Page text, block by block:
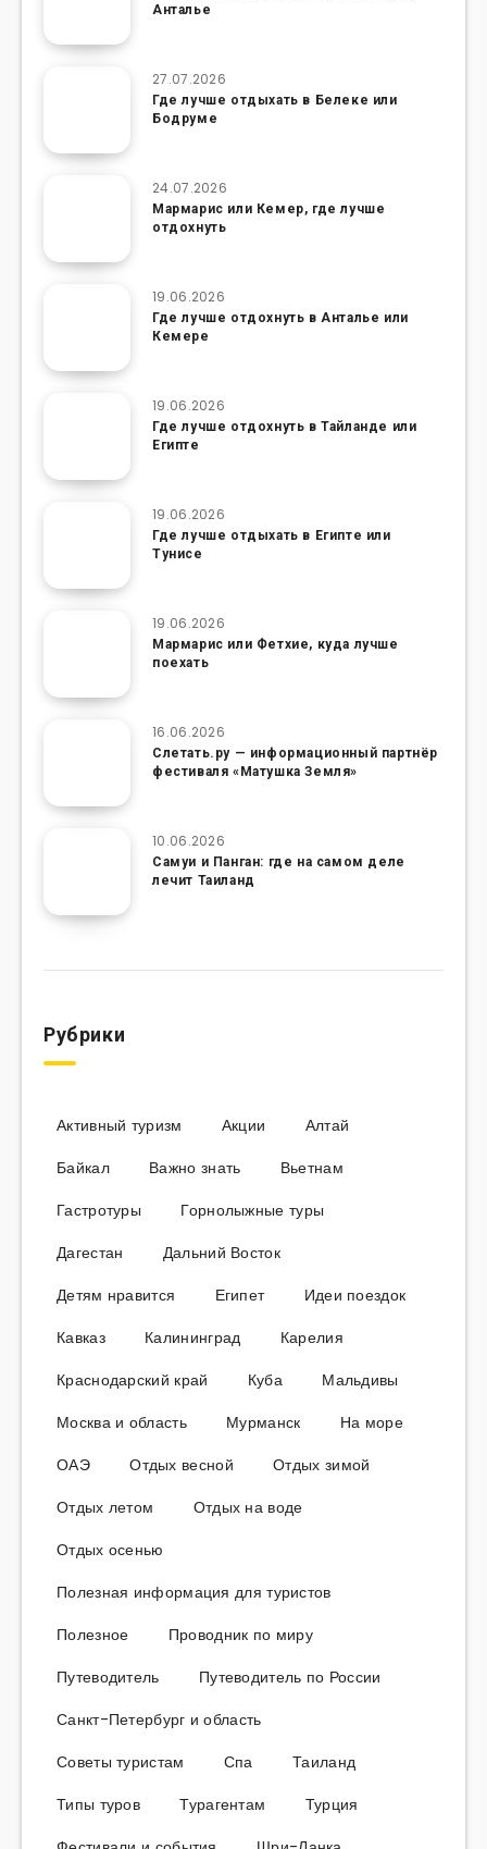
Анталье
27.07.2026
Где лучше отдыхать в Белеке или
Бодруме
24.07.2026
Мармарис или Кемер, где лучше
отдохнуть
19.06.2026
Где лучше отдохнуть в Анталье или
Кемере
19.06.2026
Где лучше отдохнуть в Тайланде или
Египте
19.06.2026
Где лучше отдыхать в Египте или
Тунисе
19.06.2026
Мармарис или Фетхие, куда лучше
поехать
16.06.2026
Слетать.ру — информационный партнёр
фестиваля «Матушка Земля»
10.06.2026
Самуи и Панган: где на самом деле
лечит Таиланд
Рубрики
Активный туризм Акции
Алтай
Байкал
Важно знать
Вьетнам
Гастротуры
Горнолыжные туры
Дагестан
Дальний Восток
Детям нравится
Египет
Идеи поездок
Кавказ
Калининград
Карелия
Краснодарский край
Куба
Мальдивы
Москва и область
Мурманск
На море
ОАЭ
Отдых весной
Отдых зимой
Отдых летом
Отдых на воде
Отдых осенью
Полезная информация для туристов
Полезное
Проводник по миру
Путеводитель
Путеводитель по России
Санкт-Петербург и область
Советы туристам
Спа
Таиланд
Типы туров
Турагентам
Турция